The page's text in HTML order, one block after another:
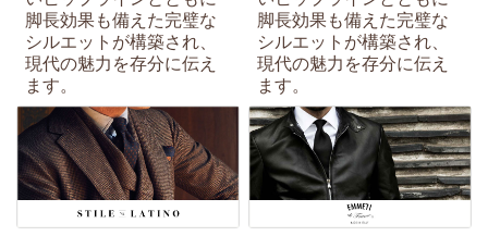
脚長効果も備えた完璧な
シルエットが構築され、
現代の魅力を存分に伝え
ます。
脚長効果も備えた完璧な
シルエットが構築され、
現代の魅力を存分に伝え
ます。